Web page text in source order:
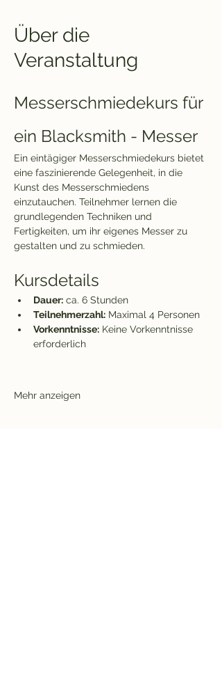
Über die
Veranstaltung
Messerschmiedekurs für
ein Blacksmith - Messer
Ein eintägiger Messerschmiedekurs bietet
eine faszinierende Gelegenheit, in die
Kunst des Messerschmiedens
einzutauchen. Teilnehmer lernen die
grundlegenden Techniken und
Fertigkeiten, um ihr eigenes Messer zu
gestalten und zu schmieden.
Kursdetails
Dauer: ca. 6 Stunden
Teilnehmerzahl: Maximal 4 Personen
Vorkenntnisse: Keine Vorkenntnisse
erforderlich
Mehr anzeigen